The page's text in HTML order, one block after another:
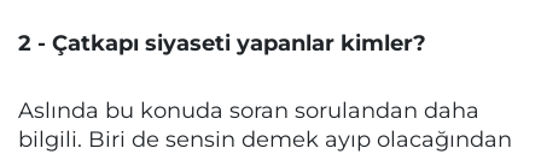
2 - Çatkapı siyaseti yapanlar kimler?
Aslında bu konuda soran sorulandan daha
bilgili. Biri de sensin demek ayıp olacağından